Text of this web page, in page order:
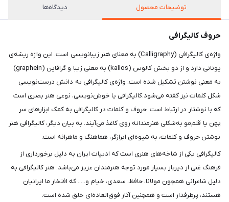
توضیحات محصول دیدگاه‌ها
حروف کالیگرافی
واژه‌ی کالیگرافی (Calligraphy) به معنای هنر زیبانویسی است. این واژه ریشه‌ی
یونانی دارد و از دو بخش کالوس (kallos) به معنی زیبا و گرافاین (graphein)
به معنی نوشتن تشکیل شده است. واژه‌ی کالیگرافی به دانش درست‌نویسی
شکل کلمات نیز گفته می‌شود.کالیگرافی یا خوش‌نویسی، نوعی هنر بصری است
که با نوشتار در ارتباط است. حروف و کلمات در کالیگرافی به کمک ابزارهای سر
پهن یا قلم‌مو به‌شکلی هنرمندانه روی کاغذ می‌آیند. به بیان دیگر، کالیگرافی هنر
نوشتن حروف و کلمات، به شیوه‌ای ابرازگر، هماهنگ و ماهرانه است.
کالیگرافی یکی از شاخه‌های هنری است که ادبیات ایران به دلیل برخورداری از
فرهنگ غنی از دیرباز بسیار مورد توجه هنرمندان عزیز می‌باشد. هنر کالیگرافی به
دلیل شاعرانی همچون مولانا، حافظ، سعدی، خیام و..... که افتخار ما ایرانیان
هستند، پرطرفدار است و همچنین آثار فوق‌العاده‌ای خلق شده است.